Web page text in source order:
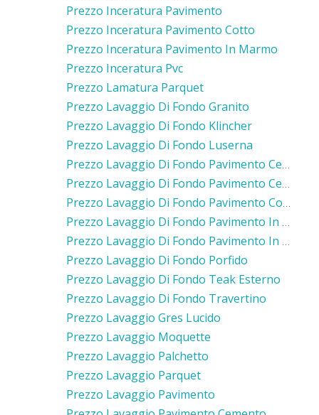
Prezzo Inceratura Pavimento
Prezzo Inceratura Pavimento Cotto
Prezzo Inceratura Pavimento In Marmo
Prezzo Inceratura Pvc
Prezzo Lamatura Parquet
Prezzo Lavaggio Di Fondo Granito
Prezzo Lavaggio Di Fondo Klincher
Prezzo Lavaggio Di Fondo Luserna
Prezzo Lavaggio Di Fondo Pavimento Cemento
Prezzo Lavaggio Di Fondo Pavimento Ceramica
Prezzo Lavaggio Di Fondo Pavimento Cotto
Prezzo Lavaggio Di Fondo Pavimento In Gres
Prezzo Lavaggio Di Fondo Pavimento In Pietra
Prezzo Lavaggio Di Fondo Porfido
Prezzo Lavaggio Di Fondo Teak Esterno
Prezzo Lavaggio Di Fondo Travertino
Prezzo Lavaggio Gres Lucido
Prezzo Lavaggio Moquette
Prezzo Lavaggio Palchetto
Prezzo Lavaggio Parquet
Prezzo Lavaggio Pavimento